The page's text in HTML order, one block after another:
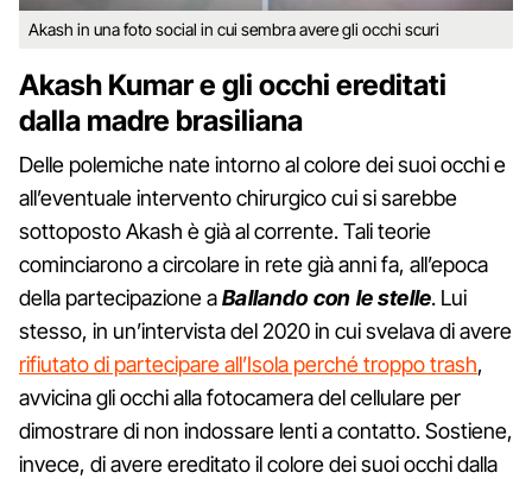
Akash in una foto social in cui sembra avere gli occhi scuri
Akash Kumar e gli occhi ereditati
dalla madre brasiliana
Delle polemiche nate intorno al colore dei suoi occhi e
all’eventuale intervento chirurgico cui si sarebbe
sottoposto Akash è già al corrente. Tali teorie
cominciarono a circolare in rete già anni fa, all’epoca
della partecipazione aBallando con le stelle. Lui
stesso, in un’intervista del 2020 in cui svelava di avere
rifiutato di partecipare all’Isola perché troppo trash,
avvicina gli occhi alla fotocamera del cellulare per
dimostrare di non indossare lenti a contatto. Sostiene,
invece, di avere ereditato il colore dei suoi occhi dalla